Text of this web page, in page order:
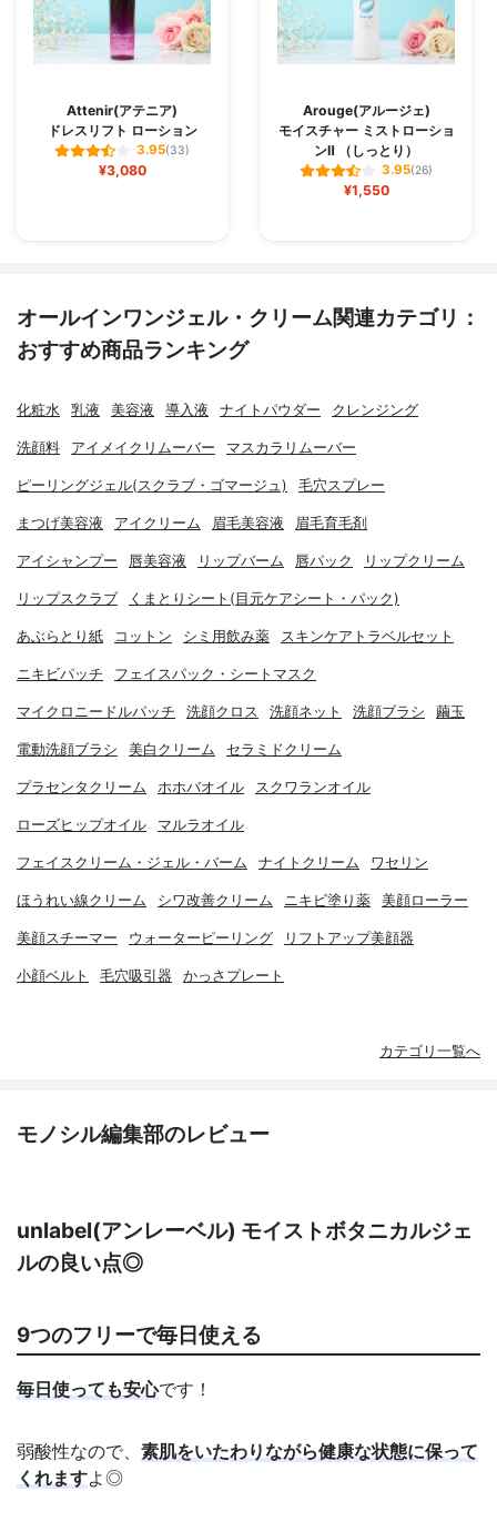
Attenir(アテニア)
ドレスリフト ローション
3.95(33)
¥3,080
Arouge(アルージェ)
モイスチャー ミストローショ
ンⅡ （しっとり）
3.95(26)
¥1,550
オールインワンジェル・クリーム関連カテゴリ：
おすすめ商品ランキング
化粧水 乳液 美容液 導入液 ナイトパウダー クレンジング
洗顔料 アイメイクリムーバー マスカラリムーバー
ピーリングジェル(スクラブ・ゴマージュ) 毛穴スプレー
まつげ美容液 アイクリーム 眉毛美容液 眉毛育毛剤
アイシャンプー 唇美容液 リップバーム 唇パック リップクリーム
リップスクラブ くまとりシート(目元ケアシート・パック)
あぶらとり紙 コットン シミ用飲み薬 スキンケアトラベルセット
ニキビパッチ フェイスパック・シートマスク
マイクロニードルパッチ 洗顔クロス 洗顔ネット 洗顔ブラシ 繭玉
電動洗顔ブラシ 美白クリーム セラミドクリーム
プラセンタクリーム ホホバオイル スクワランオイル
ローズヒップオイル マルラオイル
フェイスクリーム・ジェル・バーム ナイトクリーム ワセリン
ほうれい線クリーム シワ改善クリーム ニキビ塗り薬 美顔ローラー
美顔スチーマー ウォーターピーリング リフトアップ美顔器
小顔ベルト 毛穴吸引器 かっさプレート
カテゴリ一覧へ
モノシル編集部のレビュー
unlabel(アンレーベル) モイストボタニカルジェ
ルの良い点◎
9つのフリーで毎日使える
毎日使っても安心です！
弱酸性なので、 素肌をいたわりながら健康な状態に保って
くれますよ◎